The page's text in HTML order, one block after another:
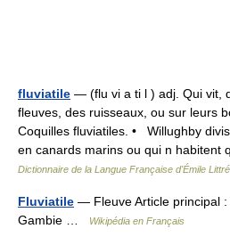
fluviatile — (flu vi a ti l ) adj. Qui vit,
fleuves, des ruisseaux, ou sur leurs
Coquilles fluviatiles. • Willughby
en canards marins ou qui n habitent
Dictionnaire de la Langue Française d'Émile Littré
Fluviatile — Fleuve Article principal
Gambie …
Wikipédia en Français